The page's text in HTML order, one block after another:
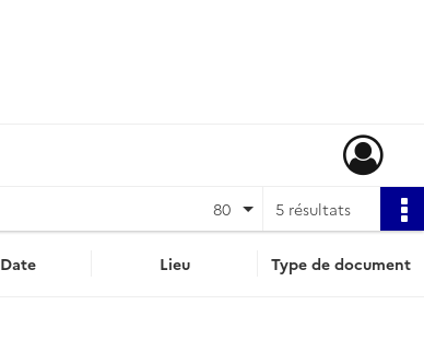
5 résultats
80
Date Lieu Type de document